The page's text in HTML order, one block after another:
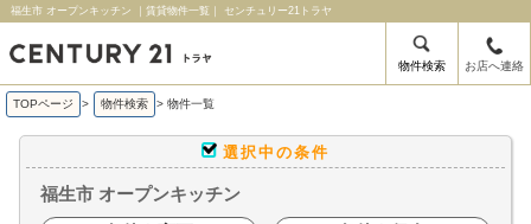
福生市 オープンキッチン ｜賃貸物件一覧｜ センチュリー21トラヤ
物件検索 お店へ連絡
TOPページ > 物件検索 > 物件一覧
選択中の条件
福生市 オープンキッチン